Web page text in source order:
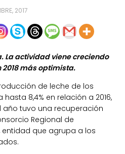
2017
La actividad viene creciendo
más optimista.
de leche de los
8,4% en relación a 2016,
tuvo una recuperación
Regional de
entidad que agrupa a los